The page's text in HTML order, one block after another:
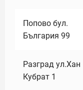
Попово бул.
България 99
Разград ул.Хан
Кубрат 1